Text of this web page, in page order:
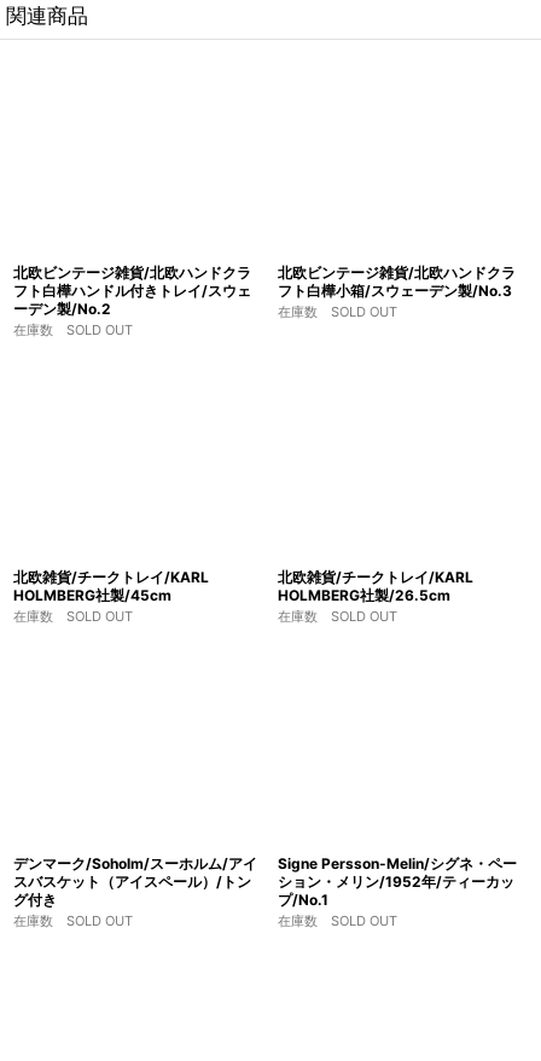
関連商品
北欧ビンテージ雑貨/北欧ハンドクラ
フト白樺ハンドル付きトレイ/スウェ
ーデン製/No.2
在庫数 SOLD OUT
北欧ビンテージ雑貨/北欧ハンドクラ
フト白樺小箱/スウェーデン製/No.3
在庫数 SOLD OUT
北欧雑貨/チークトレイ/KARL
HOLMBERG社製/45cm
在庫数 SOLD OUT
北欧雑貨/チークトレイ/KARL
HOLMBERG社製/26.5cm
在庫数 SOLD OUT
デンマーク/Soholm/スーホルム/アイ
スバスケット（アイスペール）/トン
グ付き
在庫数 SOLD OUT
Signe Persson-Melin/シグネ・ペー
ション・メリン/1952年/ティーカッ
プ/No.1
在庫数 SOLD OUT